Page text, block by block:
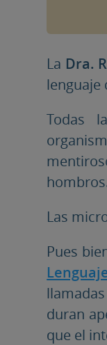
La Dra.
lenguaje
Todas
Las
Pues
llamadas
duran
que el